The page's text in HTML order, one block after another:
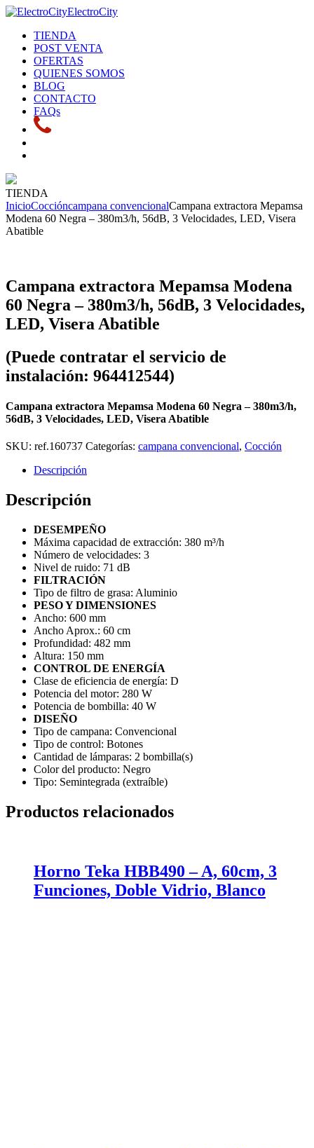
ElectroCity
TIENDA
POST VENTA
OFERTAS
QUIENES SOMOS
BLOG
CONTACTO
FAQs
TIENDA
InicioCoccióncampana convencionalCampana extractora Mepamsa
Modena 60 Negra – 380m3/h, 56dB, 3 Velocidades, LED, Visera
Abatible
Campana extractora Mepamsa Modena
60 Negra – 380m3/h, 56dB, 3 Velocidades,
LED, Visera Abatible
(Puede contratar el servicio de
instalación: 964412544)
Campana extractora Mepamsa Modena 60 Negra – 380m3/h,
56dB, 3 Velocidades, LED, Visera Abatible
SKU: ref.160737 Categorías: campana convencional, Cocción
Descripción
Descripción
DESEMPEÑO
Máxima capacidad de extracción: 380 m³/h
Número de velocidades: 3
Nivel de ruido: 71 dB
FILTRACIÓN
Tipo de filtro de grasa: Aluminio
PESO Y DIMENSIONES
Ancho: 600 mm
Ancho Aprox.: 60 cm
Profundidad: 482 mm
Altura: 150 mm
CONTROL DE ENERGÍA
Clase de eficiencia de energía: D
Potencia del motor: 280 W
Potencia de bombilla: 40 W
DISEÑO
Tipo de campana: Convencional
Tipo de control: Botones
Cantidad de lámparas: 2 bombilla(s)
Color del producto: Negro
Tipo: Semintegrada (extraíble)
Productos relacionados
Horno Teka HBB490 – A, 60cm, 3
Funciones, Doble Vidrio, Blanco